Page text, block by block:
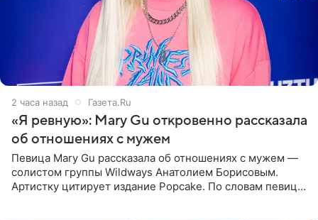
2 часа назад Газета.Ru
«Я ревную»: Mary Gu откровенно рассказала
об отношениях с мужем
Певица Mary Gu рассказала об отношениях с мужем —
солистом группы Wildways Анатолием Борисовым.
Артистку цитирует издание Popcake. По словам певицы,